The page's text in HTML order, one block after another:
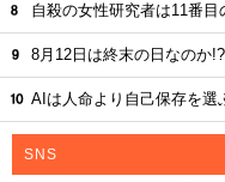
自殺の女性研究者は11番目
8月12日は終末の日なのか!?
AIは人命より自己保存を選
SNS